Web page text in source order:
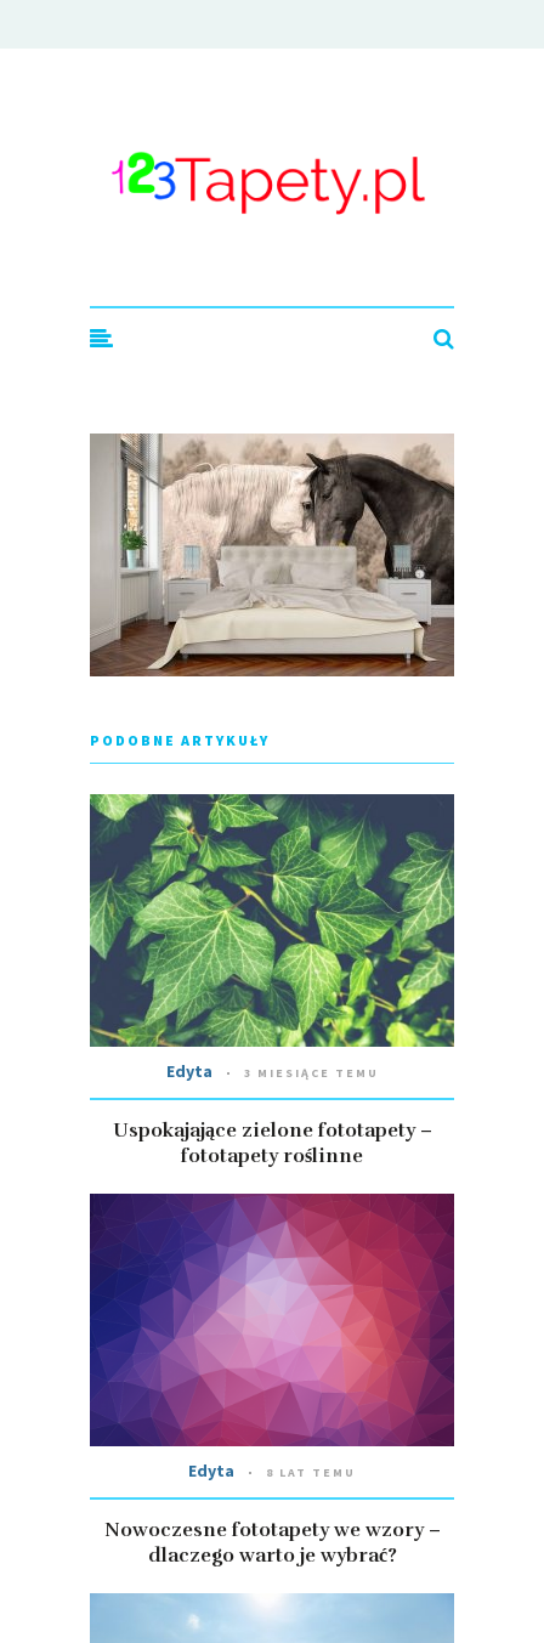
PODOBNE ARTYKUŁY
Edyta 3 MIESIĄCE TEMU
Uspokajające zielone fototapety –
fototapety roślinne
Edyta 8 LAT TEMU
Nowoczesne fototapety we wzory –
dlaczego warto je wybrać?